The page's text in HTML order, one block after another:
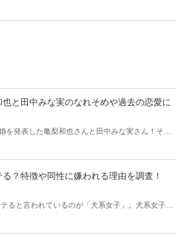
と田中みな実のなれそめや過去の恋愛に
を発表した亀梨和也さんと田中みな実さん！そこ
？特徴や同性に嫌われる理由を調査！
ると言われているのが「犬系女子」。犬系女子と